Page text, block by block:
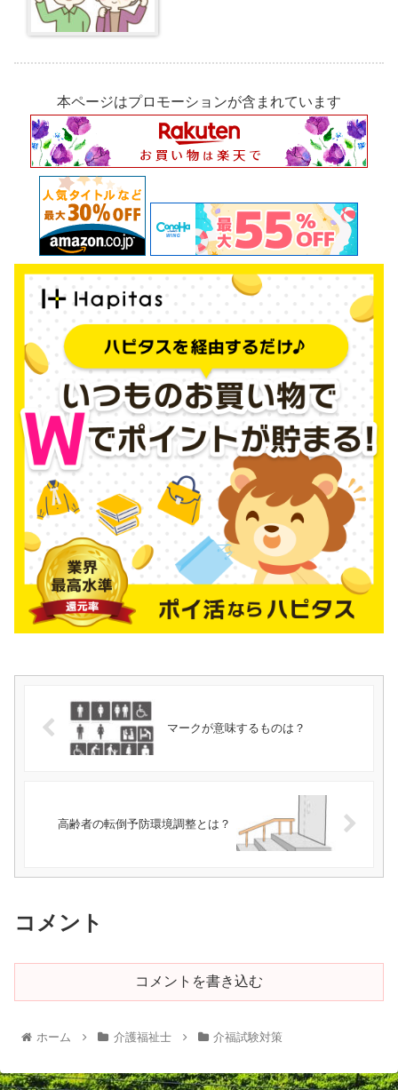
本ページはプロモーションが含まれています
マークが意味するものは？
高齢者の転倒予防環境調整とは？
コメント
コメントを書き込む
ホーム 介護福祉士 介福試験対策